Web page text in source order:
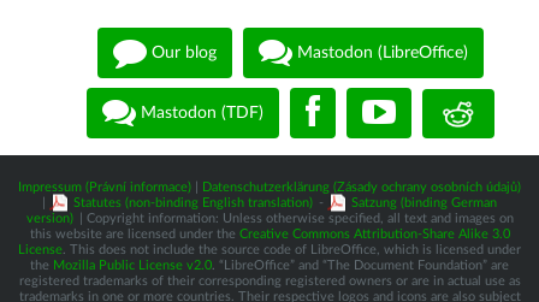
Our blog Mastodon (LibreOffice)
Mastodon (TDF)
Impressum (Právní informace)
Datenschutzerklärung (Zásady ochrany osobních údajů)
Statutes (non-binding English translation) -
Satzung (binding German
version)
| Copyright information: Unless otherwise specified, all text and images on
this website are licensed under the Creative Commons Attribution-Share Alike 3.0
License . This does not include the source code of LibreOffice, which is licensed under
the Mozilla Public License v2.0 . “LibreOffice” and “The Document Foundation” are
registered trademarks of their corresponding registered owners or are in actual use as
trademarks in one or more countries. Their respective logos and icons are also subject